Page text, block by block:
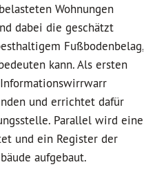
Wohnungen
dabei die geschätzt
Fußbodenbelag,
kann. Als ersten
und errichtet dafür
Parallel wird eine
und ein Register der
aufgebaut.